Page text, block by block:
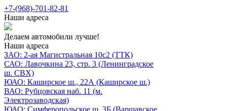
+7-(968)-701-82-81
Наши адреса
Делаем автомобили лучше!
Наши адреса
ЗАО: 2-ая Магистральная 10с2 (ТТК)
САО: Лавочкина 23, стр. 3 (Ленинградское
ш. СВХ)
ЮАО: Каширское ш., 22А (Каширское ш.)
ВАО: Рубцовская наб. 11 (м.
Электрозаводская)
ЮАО: Симферопольское ш. 3Б (Варшавское